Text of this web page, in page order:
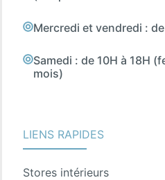
Mercredi et vendredi :
Samedi : de 10H à 18H
mois)
LIENS RAPIDES
Stores intérieurs